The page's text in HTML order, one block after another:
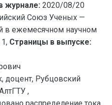
журнале: 2020/08/20
Союз Ученых —
в ежемесячном научном
1, Страницы в выпуске:
доцент, Рубцовский
,